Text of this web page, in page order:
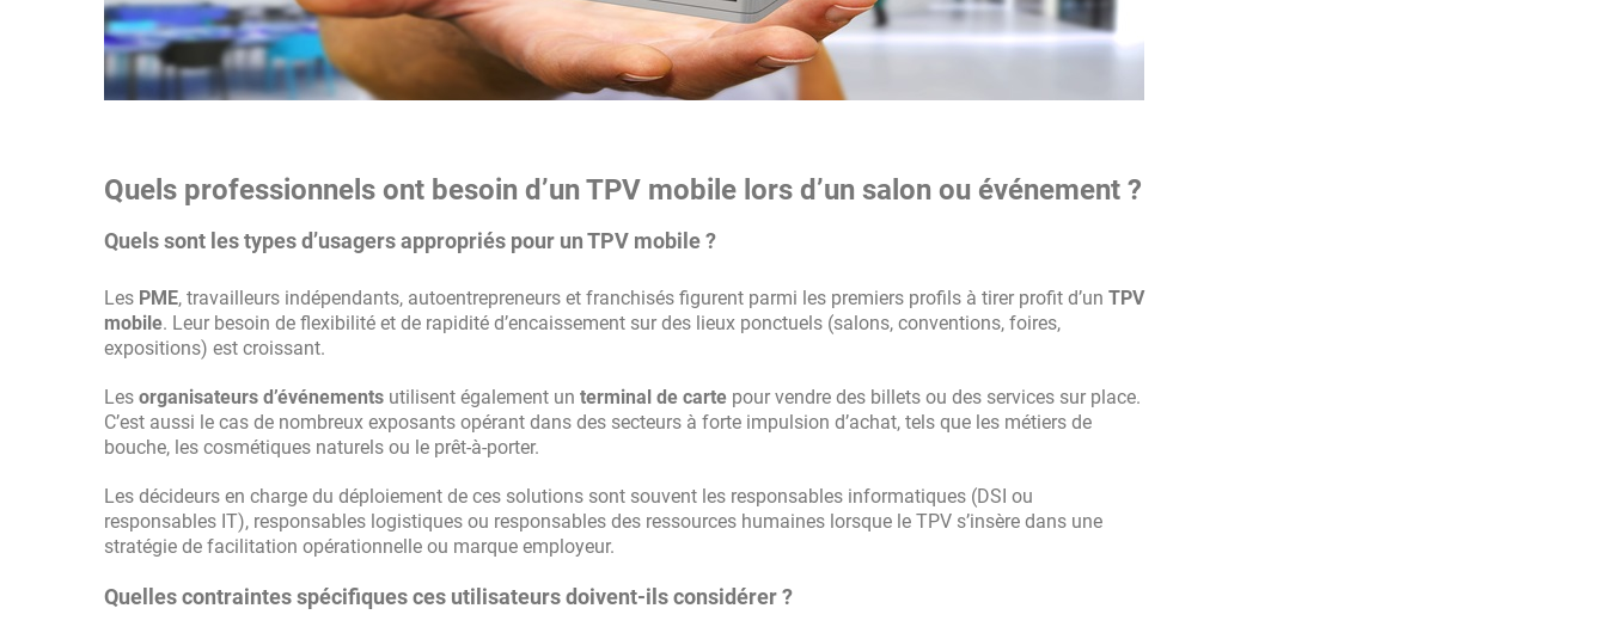
Quels professionnels ont besoin d’un TPV mobile lors d’un salon ou événement ?
Quels sont les types d’usagers appropriés pour un TPV mobile ?
Les PME, travailleurs indépendants, autoentrepreneurs et franchisés figurent parmi les premiers profils à tirer profit d’un TPV
mobile. Leur besoin de flexibilité et de rapidité d’encaissement sur des lieux ponctuels (salons, conventions, foires,
expositions) est croissant.
Les organisateurs d’événements utilisent également un terminal de carte pour vendre des billets ou des services sur place.
C’est aussi le cas de nombreux exposants opérant dans des secteurs à forte impulsion d’achat, tels que les métiers de
bouche, les cosmétiques naturels ou le prêt-à-porter.
Les décideurs en charge du déploiement de ces solutions sont souvent les responsables informatiques (DSI ou
responsables IT), responsables logistiques ou responsables des ressources humaines lorsque le TPV s’insère dans une
stratégie de facilitation opérationnelle ou marque employeur.
Quelles contraintes spécifiques ces utilisateurs doivent-ils considérer ?